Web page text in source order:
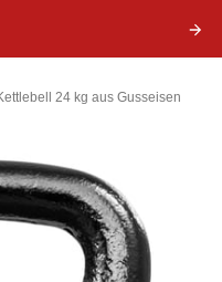
24 kg aus Gusseisen